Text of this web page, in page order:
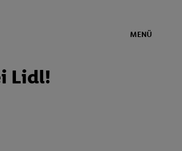
MENÜ
Lidl!